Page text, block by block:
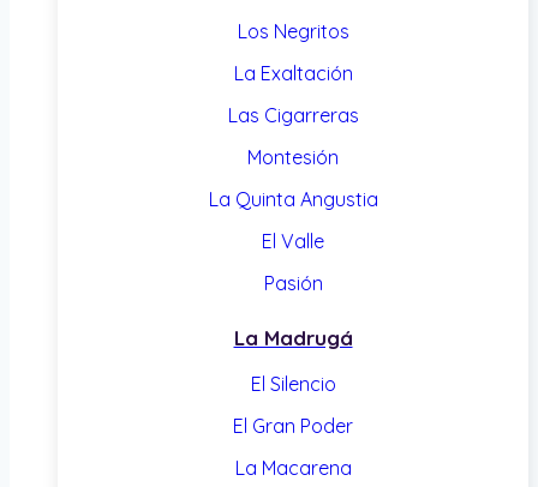
Los Negritos
La Exaltación
Las Cigarreras
Montesión
La Quinta Angustia
El Valle
Pasión
La Madrugá
El Silencio
El Gran Poder
La Macarena